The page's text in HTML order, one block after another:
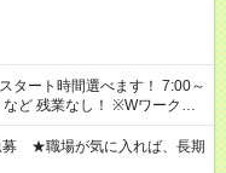
し！ ※Wワークの
超の就業はご案内できませ
務は社会保険への加入対象
派遣の原則禁止）により、
★職場が気に入れば、長期